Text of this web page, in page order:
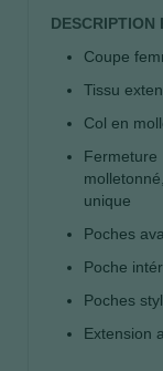
DESCRIPTION
Coupe
Tissu
Col en
unique
Poches
Poche
Poches
Extension